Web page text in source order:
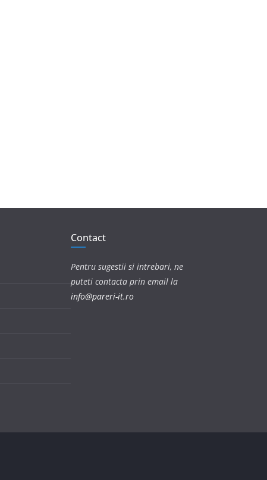
Contact
Pentru sugestii si intrebari, ne
puteti contacta prin email la
info@pareri-it.ro